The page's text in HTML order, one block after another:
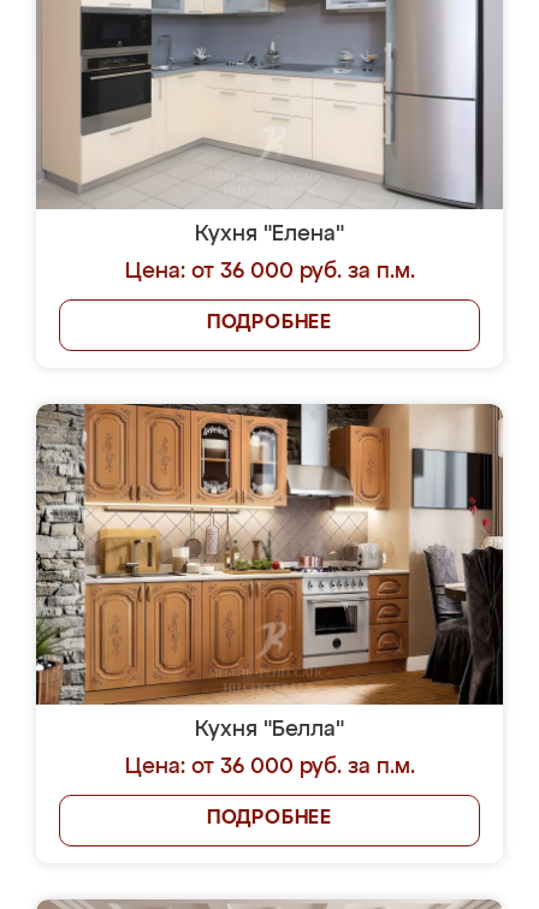
Кухня "Елена"
Цена: от 36 000 руб. за п.м.
ПОДРОБНЕЕ
Кухня "Белла"
Цена: от 36 000 руб. за п.м.
ПОДРОБНЕЕ